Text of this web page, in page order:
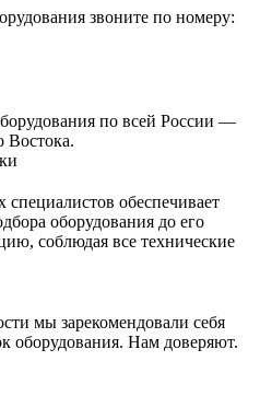
звоните по номеру:
по всей России —
Востока.
обеспечивает
оборудования до его
соблюдая все технические
мы зарекомендовали себя
оборудования. Нам доверяют.